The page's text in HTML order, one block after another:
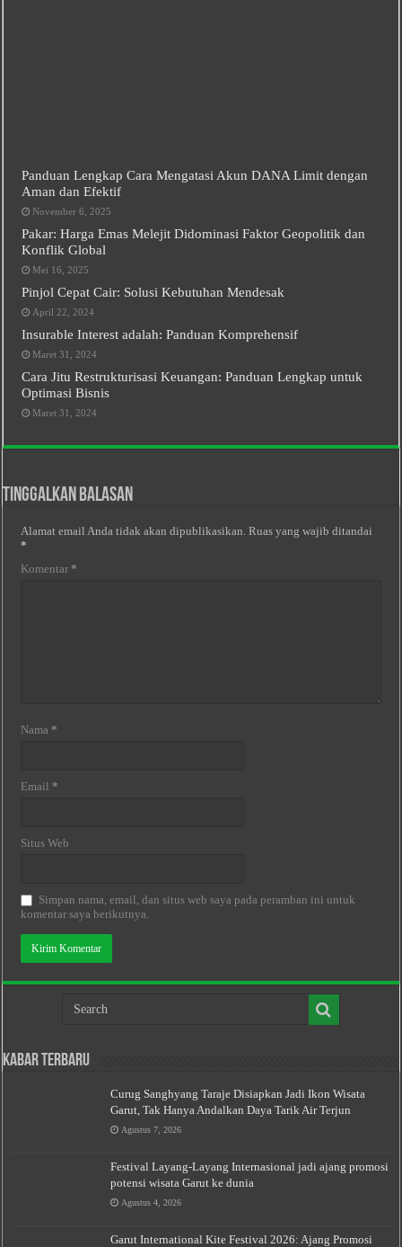
Panduan Lengkap Cara Mengatasi Akun DANA Limit dengan
Aman dan Efektif
November 6, 2025
Pakar: Harga Emas Melejit Didominasi Faktor Geopolitik dan
Konflik Global
Mei 16, 2025
Pinjol Cepat Cair: Solusi Kebutuhan Mendesak
April 22, 2024
Insurable Interest adalah: Panduan Komprehensif
Maret 31, 2024
Cara Jitu Restrukturisasi Keuangan: Panduan Lengkap untuk
Optimasi Bisnis
Maret 31, 2024
Tinggalkan Balasan
Alamat email Anda tidak akan dipublikasikan. Ruas yang wajib ditandai
*
Komentar *
Nama *
Email *
Situs Web
Simpan nama, email, dan situs web saya pada peramban ini untuk
komentar saya berikutnya.
Kabar Terbaru
Curug Sanghyang Taraje Disiapkan Jadi Ikon Wisata
Garut, Tak Hanya Andalkan Daya Tarik Air Terjun
Agustus 7, 2026
Festival Layang-Layang Internasional jadi ajang promosi
potensi wisata Garut ke dunia
Agustus 4, 2026
Garut International Kite Festival 2026: Ajang Promosi